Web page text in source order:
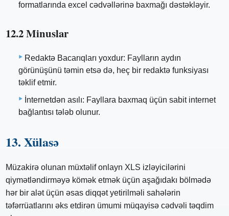
formatlarında excel cədvəllərinə baxmağı dəstəkləyir.
12.2 Minuslar
Redaktə Bacarıqları yoxdur: Faylların aydın
görünüşünü təmin etsə də, heç bir redaktə funksiyası
təklif etmir.
İnternetdən asılı: Fayllara baxmaq üçün sabit internet
bağlantısı tələb olunur.
13. Xülasə
Müzakirə olunan müxtəlif onlayn XLS izləyicilərini
qiymətləndirməyə kömək etmək üçün aşağıdakı bölmədə
hər bir alət üçün əsas diqqət yetirilməli sahələrin
təfərrüatlarını əks etdirən ümumi müqayisə cədvəli təqdim